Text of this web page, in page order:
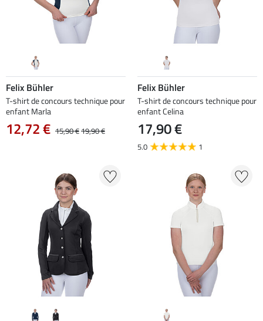
Felix Bühler
T-shirt de concours technique pour
enfant Marla
12,72 € 15,90 €19,90 €
Felix Bühler
T-shirt de concours technique pour
enfant Celina
17,90 €
5.0 1